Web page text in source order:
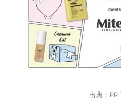
出典：PR